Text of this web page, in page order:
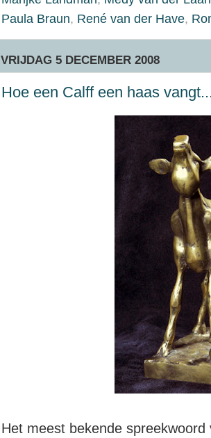
Paula Braun, René van der Have,
VRIJDAG 5 DECEMBER 2008
Hoe een Calff een haas
Het meest bekende